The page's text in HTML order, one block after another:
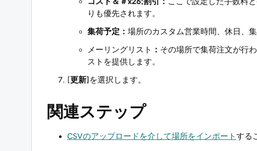
りも優先されます。
集荷予定： 場所のカスタム営業時間、休日、
メーリングリスト ： その場所で集荷注文が行
ストを提供します。
[更新] を選択します。
関連ステップ
CSVのアップロードを介して場所をインポート する